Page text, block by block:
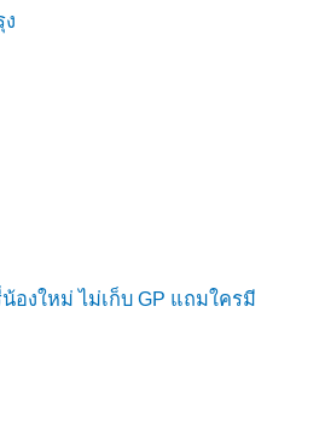
น้องใหม่ ไม่เก็บ GP แถมใครมี